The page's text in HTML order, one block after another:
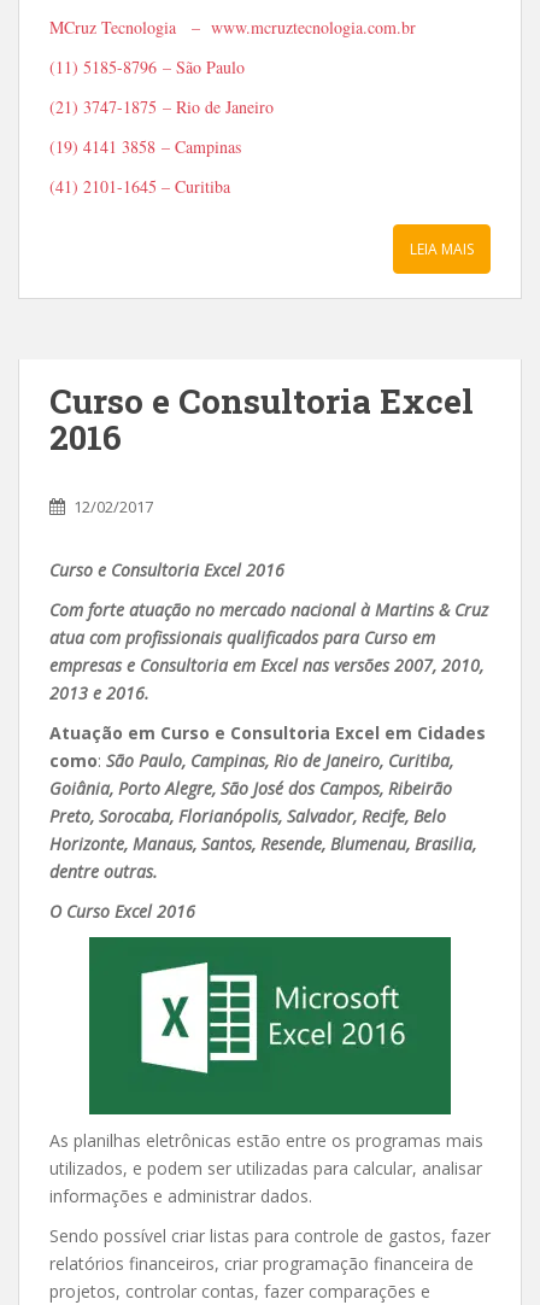
MCruz Tecnologia – www.mcruztecnologia.com.br
(11) 5185-8796 – São Paulo
(21) 3747-1875 – Rio de Janeiro
(19) 4141 3858 – Campinas
(41) 2101-1645 – Curitiba
LEIA MAIS
Curso e Consultoria Excel
2016
12/02/2017
Curso e Consultoria Excel 2016
Com forte atuação no mercado nacional à Martins & Cruz
atua com profissionais qualificados para Curso em
empresas e Consultoria em Excel nas versões 2007, 2010,
2013 e 2016.
Atuação em Curso e Consultoria Excel em Cidades
como: São Paulo, Campinas, Rio de Janeiro, Curitiba,
Goiânia, Porto Alegre, São José dos Campos, Ribeirão
Preto, Sorocaba, Florianópolis, Salvador, Recife, Belo
Horizonte, Manaus, Santos, Resende, Blumenau, Brasilia,
dentre outras.
O Curso Excel 2016
As planilhas eletrônicas estão entre os programas mais
utilizados, e podem ser utilizadas para calcular, analisar
informações e administrar dados.
Sendo possível criar listas para controle de gastos, fazer
relatórios financeiros, criar programação financeira de
projetos, controlar contas, fazer comparações e